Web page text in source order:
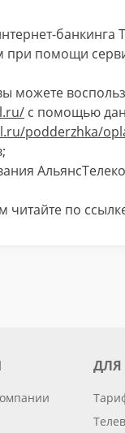
банкинга
при помощи
можете
с помощью
podderzhka/
читайте по
ДЛЯ